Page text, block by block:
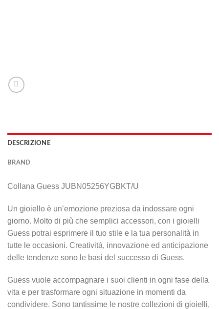
DESCRIZIONE
BRAND
Collana Guess JUBN05256YGBKT/U
Un gioiello è un’emozione preziosa da indossare ogni
giorno. Molto di più che semplici accessori, con i gioielli
Guess potrai esprimere il tuo stile e la tua personalità in
tutte le occasioni. Creatività, innovazione ed anticipazione
delle tendenze sono le basi del successo di Guess.
Guess vuole accompagnare i suoi clienti in ogni fase della
vita e per trasformare ogni situazione in momenti da
condividere. Sono tantissime le nostre collezioni di gioielli,